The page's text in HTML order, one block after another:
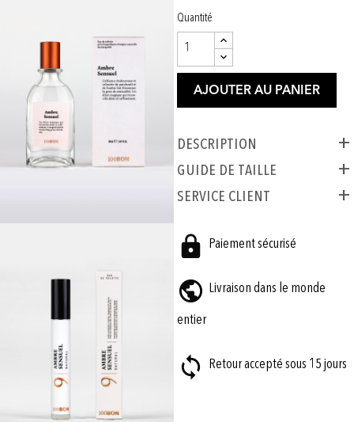
Quantité
AJOUTER AU PANIER
Description
GUIDE DE TAILLE
SERVICE CLIENT
Paiement sécurisé
Livraison dans le monde
entier
Retour accepté sous 15 jours